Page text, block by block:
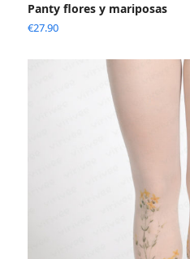
Panty flores y mariposas
€27.90